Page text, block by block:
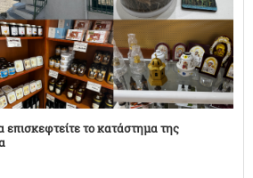
επισκεφτείτε το κατάστημα της